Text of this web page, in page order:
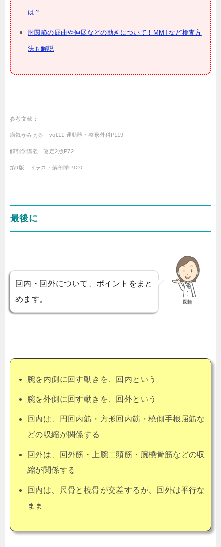
は？
肘関節の屈曲や伸展などの動きについて！MMTなど検査方
法も解説
参考文献：
病気がみえる vol.11 運動器・整形外科P119
解剖学講義 改定2版P72
第9版 イラスト解剖学P120
最後に
回内・回外について、ポイントをまと
めます。
医師
腕を内側に回す動きを、回内という
腕を外側に回す動きを、回外という
回内は、円回内筋・方形回内筋・橈側手根屈筋な
どの収縮が関係する
回外は、回外筋・上腕二頭筋・腕橈骨筋などの収
縮が関係する
回内は、尺骨と橈骨が交差するが、回外は平行な
まま